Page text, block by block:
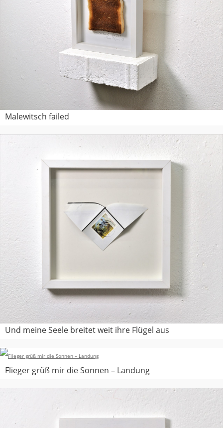
Malewitsch failed
Und meine Seele breitet weit ihre Flügel aus
Flieger grüß mir die Sonnen – Landung